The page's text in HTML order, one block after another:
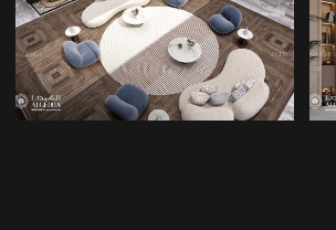
İÇ MEKAN STIL
HIZMETLERI